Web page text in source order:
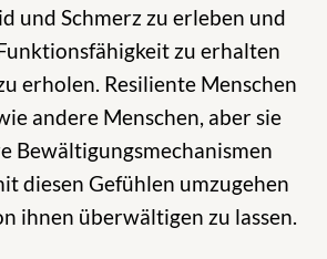
und Schmerz zu erleben und
zu erhalten
erholen. Resiliente Menschen
andere Menschen, aber sie
Bewältigungsmechanismen
diesen Gefühlen umzugehen
ihnen überwältigen zu lassen.